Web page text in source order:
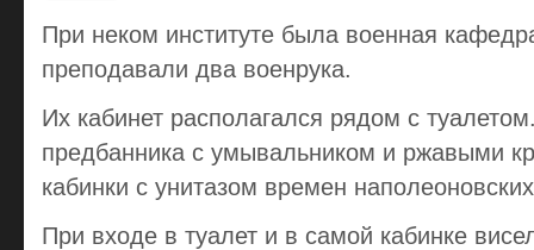
При неком институте была военная
преподавали два военрука.
Их кабинет располагался рядом с
предбанника с умывальником и ржавыми
кабинки с унитазом времен
При входе в туалет и в самой кабинке